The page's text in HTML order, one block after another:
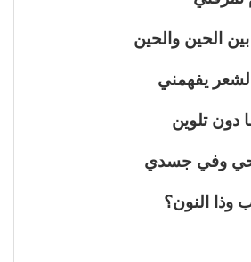
الحين والحين
يفهمني
دون تلوين
وفي جسدي
وذا النون؟